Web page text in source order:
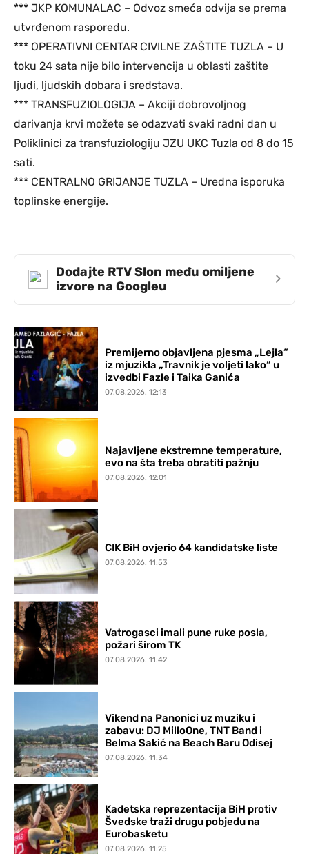
*** JKP KOMUNALAC – Odvoz smeća odvija se prema
utvrđenom rasporedu.
*** OPERATIVNI CENTAR CIVILNE ZAŠTITE TUZLA – U
toku 24 sata nije bilo intervencija u oblasti zaštite
ljudi, ljudskih dobara i sredstava.
*** TRANSFUZIOLOGIJA – Akciji dobrovoljnog
darivanja krvi možete se odazvati svaki radni dan u
Poliklinici za transfuziologiju JZU UKC Tuzla od 8 do 15
sati.
*** CENTRALNO GRIJANJE TUZLA – Uredna isporuka
toplinske energije.
Dodajte RTV Slon među omiljene
izvore na Googleu
›
Premijerno objavljena pjesma „Lejla“
iz mjuzikla „Travnik je voljeti lako“ u
izvedbi Fazle i Taika Ganića
07.08.2026. 12:13
Najavljene ekstremne temperature,
evo na šta treba obratiti pažnju
07.08.2026. 12:01
CIK BiH ovjerio 64 kandidatske liste
07.08.2026. 11:53
Vatrogasci imali pune ruke posla,
požari širom TK
07.08.2026. 11:42
Vikend na Panonici uz muziku i
zabavu: DJ MilloOne, TNT Band i
Belma Sakić na Beach Baru Odisej
07.08.2026. 11:34
Kadetska reprezentacija BiH protiv
Švedske traži drugu pobjedu na
Eurobasketu
07.08.2026. 11:25